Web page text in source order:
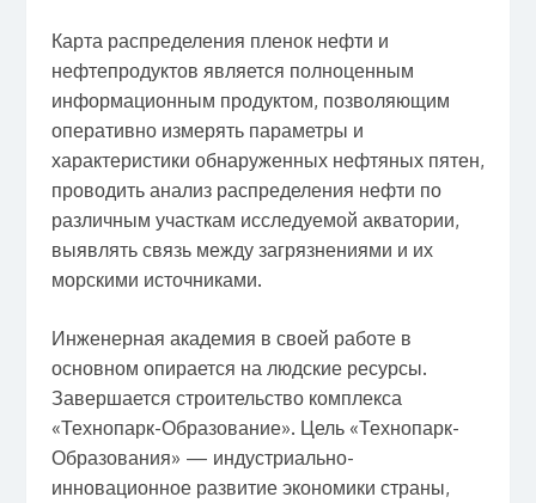
Карта распределения пленок нефти и
нефтепродуктов является полноценным
информационным продуктом, позволяющим
оперативно измерять параметры и
характеристики обнаруженных нефтяных пятен,
проводить анализ распределения нефти по
различным участкам исследуемой акватории,
выявлять связь между загрязнениями и их
морскими источниками.
Инженерная академия в своей работе в
основном опирается на людские ресурсы.
Завершается строительство комплекса
«Технопарк-Образование». Цель «Технопарк-
Образования» — индустриально-
инновационное развитие экономики страны,